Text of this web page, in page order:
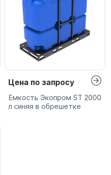
Цена по запросу
Емкость Экопром ST 2000
л синяя в обрешетке